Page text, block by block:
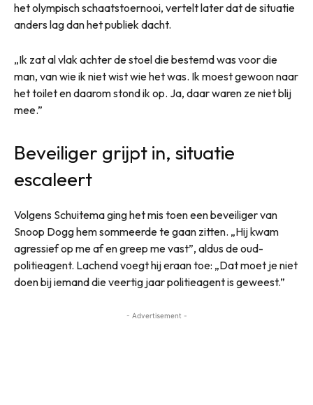
het olympisch schaatstoernooi, vertelt later dat de situatie
anders lag dan het publiek dacht.
„Ik zat al vlak achter de stoel die bestemd was voor die
man, van wie ik niet wist wie het was. Ik moest gewoon naar
het toilet en daarom stond ik op. Ja, daar waren ze niet blij
mee.”
Beveiliger grijpt in, situatie
escaleert
Volgens Schuitema ging het mis toen een beveiliger van
Snoop Dogg hem sommeerde te gaan zitten. „Hij kwam
agressief op me af en greep me vast”, aldus de oud-
politieagent. Lachend voegt hij eraan toe: „Dat moet je niet
doen bij iemand die veertig jaar politieagent is geweest.”
- Advertisement -